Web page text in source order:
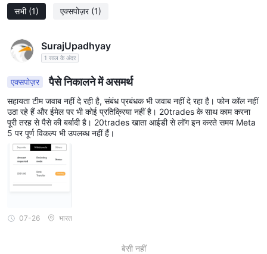
सभी (1) एक्सपोज़र (1)
SurajUpadhyay
1 साल के अंदर
एक्सपोज़र पैसे निकालने में असमर्थ
सहायता टीम जवाब नहीं दे रही है, संबंध प्रबंधक भी जवाब नहीं दे रहा है। फोन कॉल नहीं
उठा रहे हैं और ईमेल पर भी कोई प्रतिक्रिया नहीं है। 20trades के साथ काम करना
पूरी तरह से पैसे की बर्बादी है। 20trades खाता आईडी से लॉग इन करते समय Meta
5 पर पूर्ण विकल्प भी उपलब्ध नहीं हैं।
07-26 भारत
बेसी नहीं